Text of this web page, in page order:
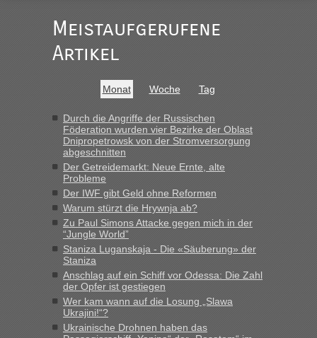
Meistaufgerufene
Artikel
Monat Woche Tag
Durch die Angriffe der Russischen
Föderation wurden vier Bezirke der Oblast
Dnipropetrowsk von der Stromversorgung
abgeschnitten
Der Getreidemarkt: Neue Ernte, alte
Probleme
Der IWF gibt Geld ohne Reformen
Warum stürzt die Hrywnja ab?
Zu Paul Simons Attacke gegen mich in der
“Jungle World”
Staniza Luganskaja - Die «Säuberung» der
Staniza
Anschlag auf ein Schiff vor Odessa: Die Zahl
der Opfer ist gestiegen
Wer kam wann auf die Losung „Slawa
Ukrajini!“?
Ukrainische Drohnen haben das